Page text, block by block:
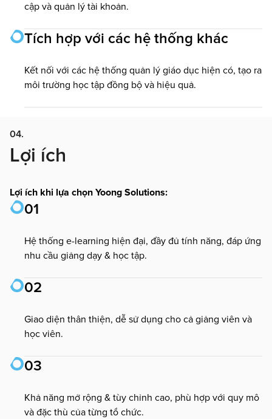
cập và quản lý tài khoản.
Tích hợp với các hệ thống khác
Kết nối với các hệ thống quản lý giáo dục hiện có, tạo ra
môi trường học tập đồng bộ và hiệu quả.
04.
Lợi ích
Lợi ích khi lựa chọn Yoong Solutions:
01
Hệ thống e-learning hiện đại, đầy đủ tính năng, đáp ứng
nhu cầu giảng dạy & học tập.
02
Giao diện thân thiện, dễ sử dụng cho cả giảng viên và
học viên.
03
Khả năng mở rộng & tùy chỉnh cao, phù hợp với quy mô
và đặc thù của từng tổ chức.